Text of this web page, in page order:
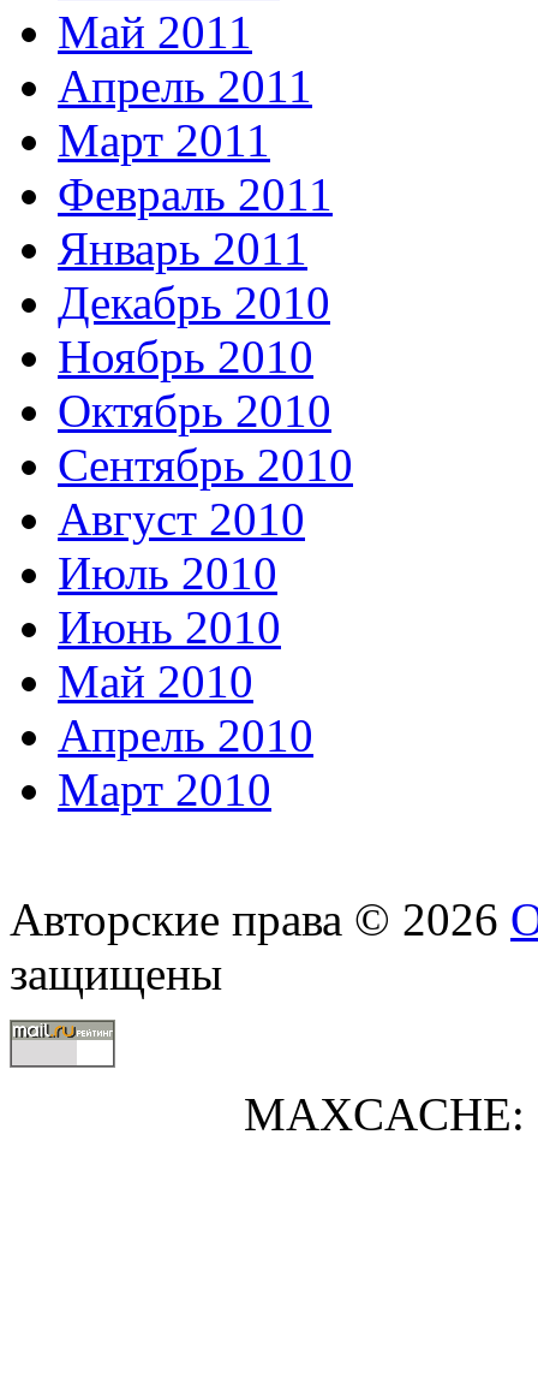
Май 2011
Апрель 2011
Март 2011
Февраль 2011
Январь 2011
Декабрь 2010
Ноябрь 2010
Октябрь 2010
Сентябрь 2010
Август 2010
Июль 2010
Июнь 2010
Май 2010
Апрель 2010
Март 2010
Авторские права © 2026
защищены
MAXCACHE: